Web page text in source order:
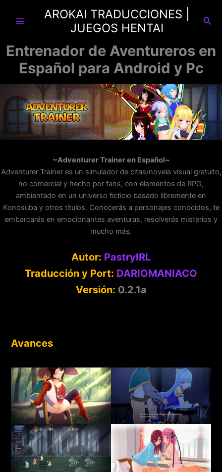
AROKAI TRADUCCIONES |
JUEGOS HENTAI
Entrenador de Aventureros en
Español para Android y Pc
~Adventurer Trainer en Español~
Adventurer Trainer es un simulador de citas/novela visual gratuito,
no comercial y hecho por fans, con elementos de RPG,
ambientado en un universo ficticio basado libremente en
Konosuba y otros títulos. Conocerás a personajes conocidos, te
embarcarás en emocionantes aventuras, resolverás misterios y
mucho más.
Autor: PastryIRL
Traducción y Port: DARIOMANIACO
Versión: 0.2.1a
Avances